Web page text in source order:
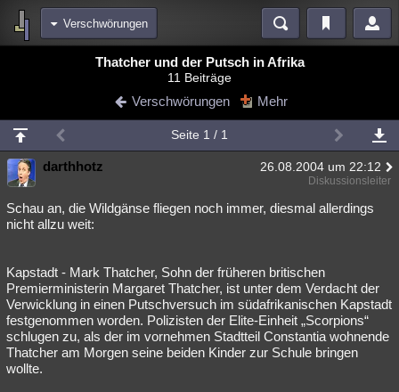
Verschwörungen
Blogs
Chat Wiki Neuigkeiten
meine Rubriken
Menschen Wissenschaft Mystery Kriminalfälle
Spiritualität Verschwörungen Technologie Ufologie
weitere Rubriken
Philosophie Träume Orte Esoterik Literatur
Astronomie Helpdesk Gruppen Gaming Filme
Musik English
Thatcher und der Putsch in Afrika
11 Beiträge
Verschwörungen Mehr
Seite 1 / 1
darthhotz 26.08.2004 um 22:12
Diskussionsleiter
Schau an, die Wildgänse fliegen noch immer, diesmal allerdings
nicht allzu weit:
Kapstadt - Mark Thatcher, Sohn der früheren britischen
Premierministerin Margaret Thatcher, ist unter dem Verdacht der
Verwicklung in einen Putschversuch im südafrikanischen Kapstadt
festgenommen worden. Polizisten der Elite-Einheit „Scorpions“
schlugen zu, als der im vornehmen Stadtteil Constantia wohnende
Thatcher am Morgen seine beiden Kinder zur Schule bringen
wollte.